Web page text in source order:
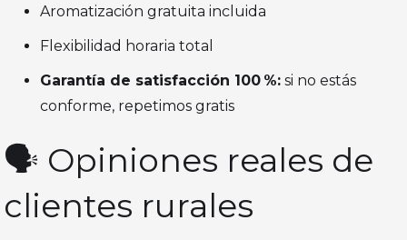
Aromatización gratuita incluida
Flexibilidad horaria total
Garantía de satisfacción 100 %: si no estás
conforme, repetimos gratis
🗣️ Opiniones reales de
clientes rurales